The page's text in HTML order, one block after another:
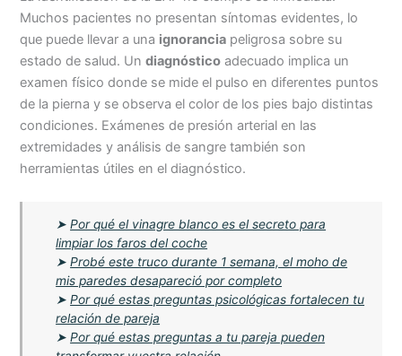
Muchos pacientes no presentan síntomas evidentes, lo
que puede llevar a una ignorancia peligrosa sobre su
estado de salud. Undiagnóstico adecuado implica un
examen físico donde se mide el pulso en diferentes puntos
de la pierna y se observa el color de los pies bajo distintas
condiciones. Exámenes de presión arterial en las
extremidades y análisis de sangre también son
herramientas útiles en el diagnóstico.
➤Por qué el vinagre blanco es el secreto para
limpiar los faros del coche
➤Probé este truco durante 1 semana, el moho de
mis paredes desapareció por completo
➤Por qué estas preguntas psicológicas fortalecen tu
relación de pareja
➤Por qué estas preguntas a tu pareja pueden